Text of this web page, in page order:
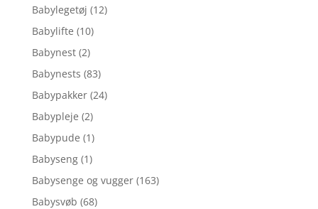
Babylegetøj (12)
Babylifte (10)
Babynest (2)
Babynests (83)
Babypakker (24)
Babypleje (2)
Babypude (1)
Babyseng (1)
Babysenge og vugger (163)
Babysvøb (68)